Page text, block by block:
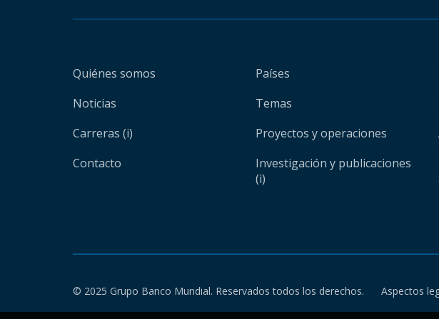
Quiénes somos
Noticias
Carreras (i)
Contacto
Países
Temas
Proyectos y operaciones
Investigación y publicaciones
(i)
© 2025 Grupo Banco Mundial. Reservados todos los derechos. Aspectos